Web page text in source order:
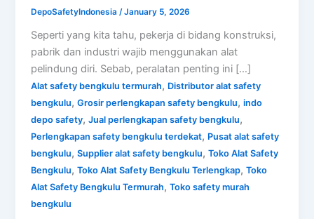
DepoSafetyIndonesia/January 5, 2026
Seperti yang kita tahu, pekerja di bidang konstruksi,
pabrik dan industri wajib menggunakan alat
pelindung diri. Sebab, peralatan penting ini […]
Alat safety bengkulu termurah, Distributor alat safety
bengkulu,Grosir perlengkapan safety bengkulu,indo
depo safety,Jual perlengkapan safety bengkulu,
Perlengkapan safety bengkulu terdekat, Pusat alat safety
bengkulu,Supplier alat safety bengkulu,Toko Alat Safety
Bengkulu,Toko Alat Safety Bengkulu Terlengkap,Toko
Alat Safety Bengkulu Termurah,Toko safety murah
bengkulu